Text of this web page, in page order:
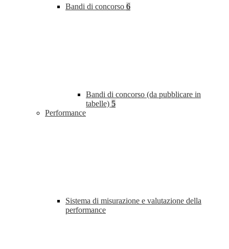
Bandi di concorso 6
Bandi di concorso (da pubblicare in
tabelle) 5
Performance
Sistema di misurazione e valutazione della
performance